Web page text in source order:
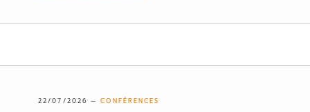
22/07/2026 —CONFÉRENCES